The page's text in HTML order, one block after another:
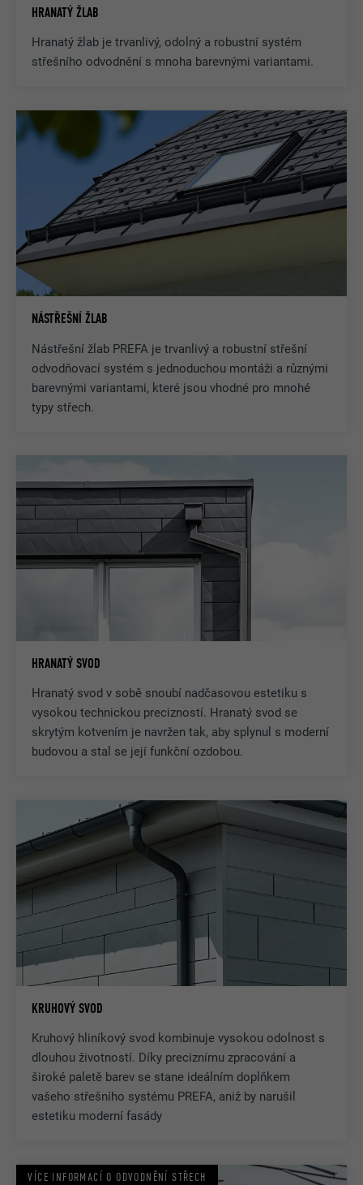
HRANATÝ ŽLAB
Hranatý žlab je trvanlivý, odolný a robustní systém
střešního odvodnění s mnoha barevnými variantami.
NÁSTŘEŠNÍ ŽLAB
Nástřešní žlab PREFA je trvanlivý a robustní střešní
odvodňovací systém s jednoduchou montáži a různými
barevnými variantami, které jsou vhodné pro mnohé
typy střech.
HRANATÝ SVOD
Hranatý svod v sobě snoubí nadčasovou estetiku s
vysokou technickou precizností. Hranatý svod se
skrytým kotvením je navržen tak, aby splynul s moderní
budovou a stal se její funkční ozdobou.
KRUHOVÝ SVOD
Kruhový hliníkový svod kombinuje vysokou odolnost s
dlouhou životností. Díky preciznímu zpracování a
široké paletě barev se stane ideálním doplňkem
vašeho střešního systému PREFA, aniž by narušil
estetiku moderní fasády
VÍCE INFORMACÍ O ODVODNĚNÍ STŘECH